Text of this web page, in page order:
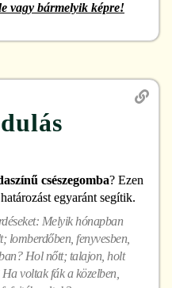
vagy bármelyik képre!
csészegomba? Ezen
egyaránt segítik.
Melyik hónapban
lomberdőben, fenyvesben,
Hol nőtt; talajon, holt
voltak fák a közelben,